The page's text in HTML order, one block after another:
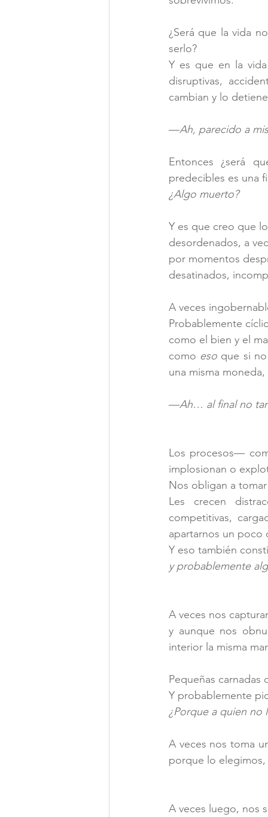
¿Será que la vida
serlo?
Y es que en la
disruptivas,
cambian y lo
—Ah, parecido a
Entonces ¿será
predecibles es una
¿Algo muerto?
Y es que creo que
desordenados, a
por momentos
desatinados,
A veces
Probablemente
como el bien y el
como eso que si
una misma
—Ah… al final no
Los procesos—
implosionan o
Nos obligan a
Les crecen
competitivas,
apartarnos un
Y eso también
y probablemente
A veces nos
y aunque nos
interior la misma
Pequeñas
Y probablemente
¿Porque a quien no
A veces nos toma
porque lo
A veces luego, nos